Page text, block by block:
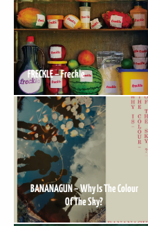
FRECKLE – Freckle
BANANAGUN – Why Is The Colour
Of The Sky?